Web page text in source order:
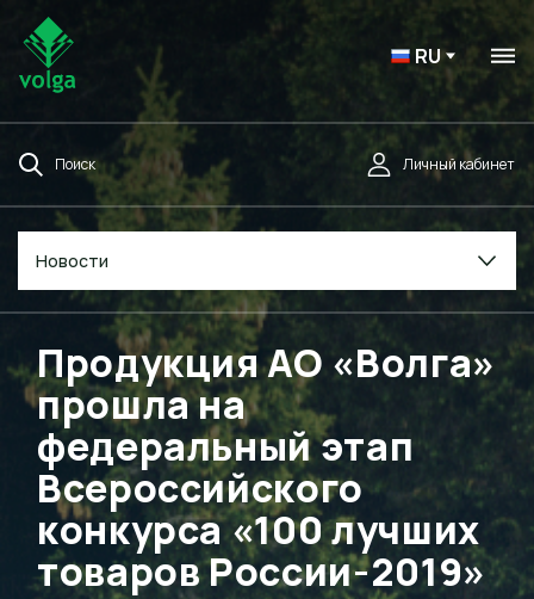
RU
Поиск Личный кабинет
Новости
Продукция АО «Волга»
прошла на
федеральный этап
Всероссийского
конкурса «100 лучших
товаров России-2019»